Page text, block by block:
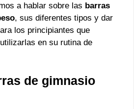
a hablar sobre las barras
, sus diferentes tipos y dar
los principiantes que
en su rutina de
de gimnasio